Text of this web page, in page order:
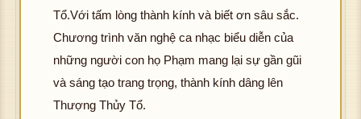
Tổ.Với tấm lòng thành kính và biết ơn sâu sắc.
Chương trình văn nghệ ca nhạc biểu diễn của
những người con họ Phạm mang lại sự gần gũi
và sáng tạo trang trọng, thành kính dâng lên
Thượng Thủy Tổ.